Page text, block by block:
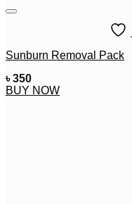
Sunburn Removal Pack
৳350
BUY NOW